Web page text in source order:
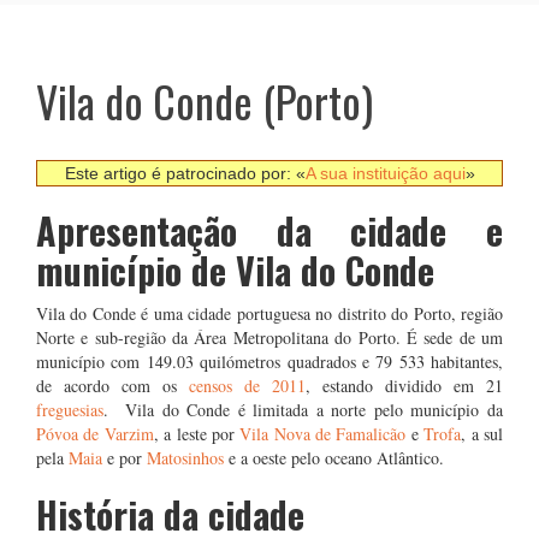
Vila do Conde (Porto)
Este artigo é patrocinado por: «A sua instituição aqui»
Apresentação da cidade e
município de Vila do Conde
Vila do Conde é uma cidade portuguesa no distrito do Porto, região
Norte e sub-região da Área Metropolitana do Porto. É sede de um
município com 149.03 quilómetros quadrados e 79 533 habitantes,
de acordo com os censos de 2011, estando dividido em 21
freguesias. Vila do Conde é limitada a norte pelo município da
Póvoa de Varzim, a leste porVila Nova de Famalicão eTrofa, a sul
pela Maia e por Matosinhos e a oeste pelo oceano Atlântico.
História da cidade